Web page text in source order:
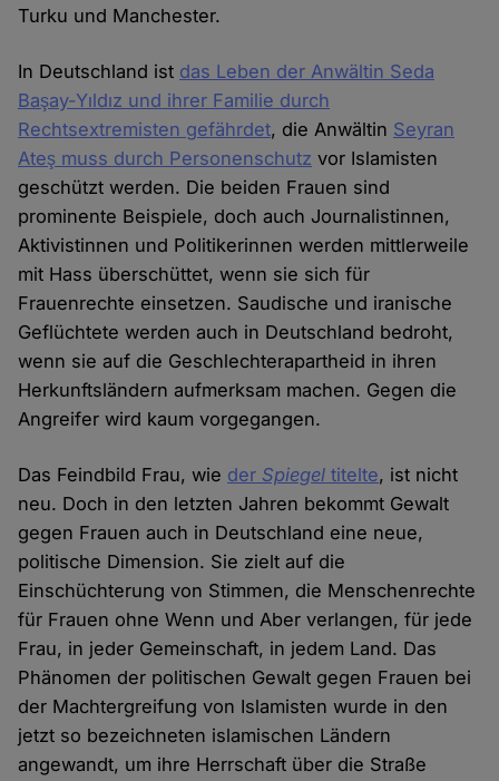
Turku und Manchester.
In Deutschland ist das Leben der Anwältin Seda
Başay-Yıldız und ihrer Familie durch
Rechtsextremisten gefährdet, die Anwältin Seyran
Ateş muss durch Personenschutz vor Islamisten
geschützt werden. Die beiden Frauen sind
prominente Beispiele, doch auch Journalistinnen,
Aktivistinnen und Politikerinnen werden mittlerweile
mit Hass überschüttet, wenn sie sich für
Frauenrechte einsetzen. Saudische und iranische
Geflüchtete werden auch in Deutschland bedroht,
wenn sie auf die Geschlechterapartheid in ihren
Herkunftsländern aufmerksam machen. Gegen die
Angreifer wird kaum vorgegangen.
Das Feindbild Frau, wie der Spiegel titelte, ist nicht
neu. Doch in den letzten Jahren bekommt Gewalt
gegen Frauen auch in Deutschland eine neue,
politische Dimension. Sie zielt auf die
Einschüchterung von Stimmen, die Menschenrechte
für Frauen ohne Wenn und Aber verlangen, für jede
Frau, in jeder Gemeinschaft, in jedem Land. Das
Phänomen der politischen Gewalt gegen Frauen bei
der Machtergreifung von Islamisten wurde in den
jetzt so bezeichneten islamischen Ländern
angewandt, um ihre Herrschaft über die Straße